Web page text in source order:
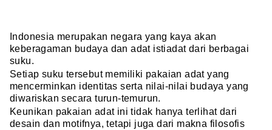
Indonesia merupakan negara yang kaya akan
keberagaman budaya dan adat istiadat dari berbagai
suku.
Setiap suku tersebut memiliki pakaian adat yang
mencerminkan identitas serta nilai-nilai budaya yang
diwariskan secara turun-temurun.
Keunikan pakaian adat ini tidak hanya terlihat dari
desain dan motifnya, tetapi juga dari makna filosofis